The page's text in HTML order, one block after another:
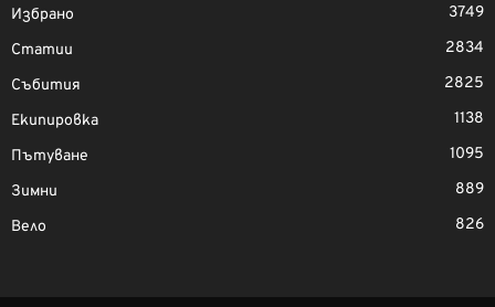
Избрано
3749
Статии
2834
Събития
2825
Екипировка
1138
Пътуване
1095
Зимни
889
Вело
826